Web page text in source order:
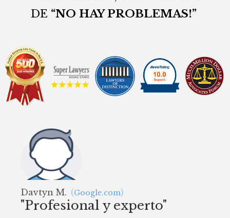
DE “NO HAY PROBLEMAS!”
Davtyn M. (Google.com)
"Profesional y experto"